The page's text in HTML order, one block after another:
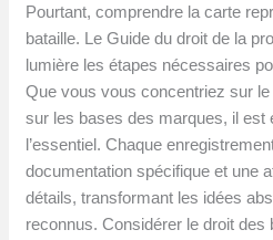
Pourtant, comprendre la carte
bataille. Le Guide du droit de la
lumière les étapes nécessaires
Que vous vous concentriez sur le
sur les bases des marques, il est
l’essentiel. Chaque
documentation spécifique et une
détails, transformant les idées
reconnus. Considérer le droit des